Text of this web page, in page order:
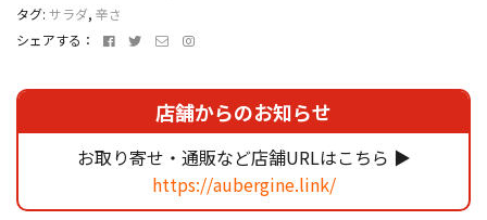
レ
ー
タグ: サラダ, 辛さ
シェアする：
FacebookTwitter
メ
ア
ド
ス
Instagram
店舗からのお知らせ
お取り寄せ・通販など店舗URLはこちら ▶
https://aubergine.link/